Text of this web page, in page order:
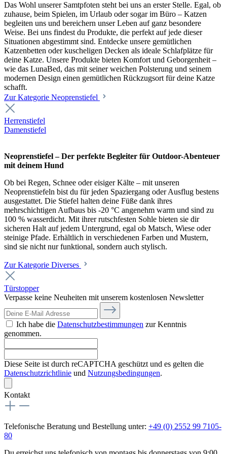
Das Wohl unserer Samtpfoten steht bei uns an erster Stelle. Egal, ob
zuhause, beim Spielen, im Urlaub oder sogar im Büro – Katzen
begleiten uns und bereichern unser Leben auf ganz besondere
Weise. Bei uns findest du Produkte, die perfekt auf jede dieser
Situationen abgestimmt sind. Entdecke unsere gemütlichen
Katzenbetten oder kuscheligen Decken als ideale Schlafplätze für
deine Katze. Unsere Produkte bieten Komfort und Geborgenheit –
wie das LunaBed, das mit seiner weichen Polsterung und seinem
modernen Design einen gemütlichen Rückzugsort für deine Katze
schafft.
Zur Kategorie Neoprenstiefel
Herrenstiefel
Damenstiefel
Neoprenstiefel – Der perfekte Begleiter für Outdoor-Abenteuer
mit deinem Hund
Ob bei Regen, Schnee oder eisiger Kälte – mit unseren
Neoprenstiefeln bist du für jeden Spaziergang oder Ausflug bestens
ausgestattet. Die Stiefel halten deine Füße dank ihres
mehrschichtigen Aufbaus bis -20 °C angenehm warm und sind zu
100 % wasserdicht. Mit ihrer rutschfesten Sohle bieten sie dir
sicheren Halt auf jedem Untergrund, egal ob Matsch, Wiese oder
steinige Pfade. Erhältlich in verschiedenen Farben und Mustern,
sind sie nicht nur funktional, sondern auch stylisch.
Zur Kategorie Diverses
Türstopper
Verpasse keine Neuheiten mit unserem kostenlosen Newsletter
Ich habe die Datenschutzbestimmungen zur Kenntnis
genommen.
Diese Seite ist durch reCAPTCHA geschützt und es gelten die
Datenschutzrichtlinie und Nutzungsbedingungen.
Kontakt
Telefonische Beratung und Bestellung unter: +49 (0) 2552 99 7105-
80